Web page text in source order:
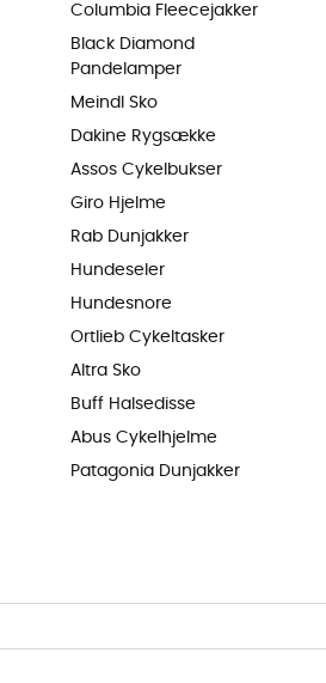
Columbia Fleecejakker
Black Diamond
Pandelamper
Meindl Sko
Dakine Rygsække
Assos Cykelbukser
Giro Hjelme
Rab Dunjakker
Hundeseler
Hundesnore
Ortlieb Cykeltasker
Altra Sko
Buff Halsedisse
Abus Cykelhjelme
Patagonia Dunjakker